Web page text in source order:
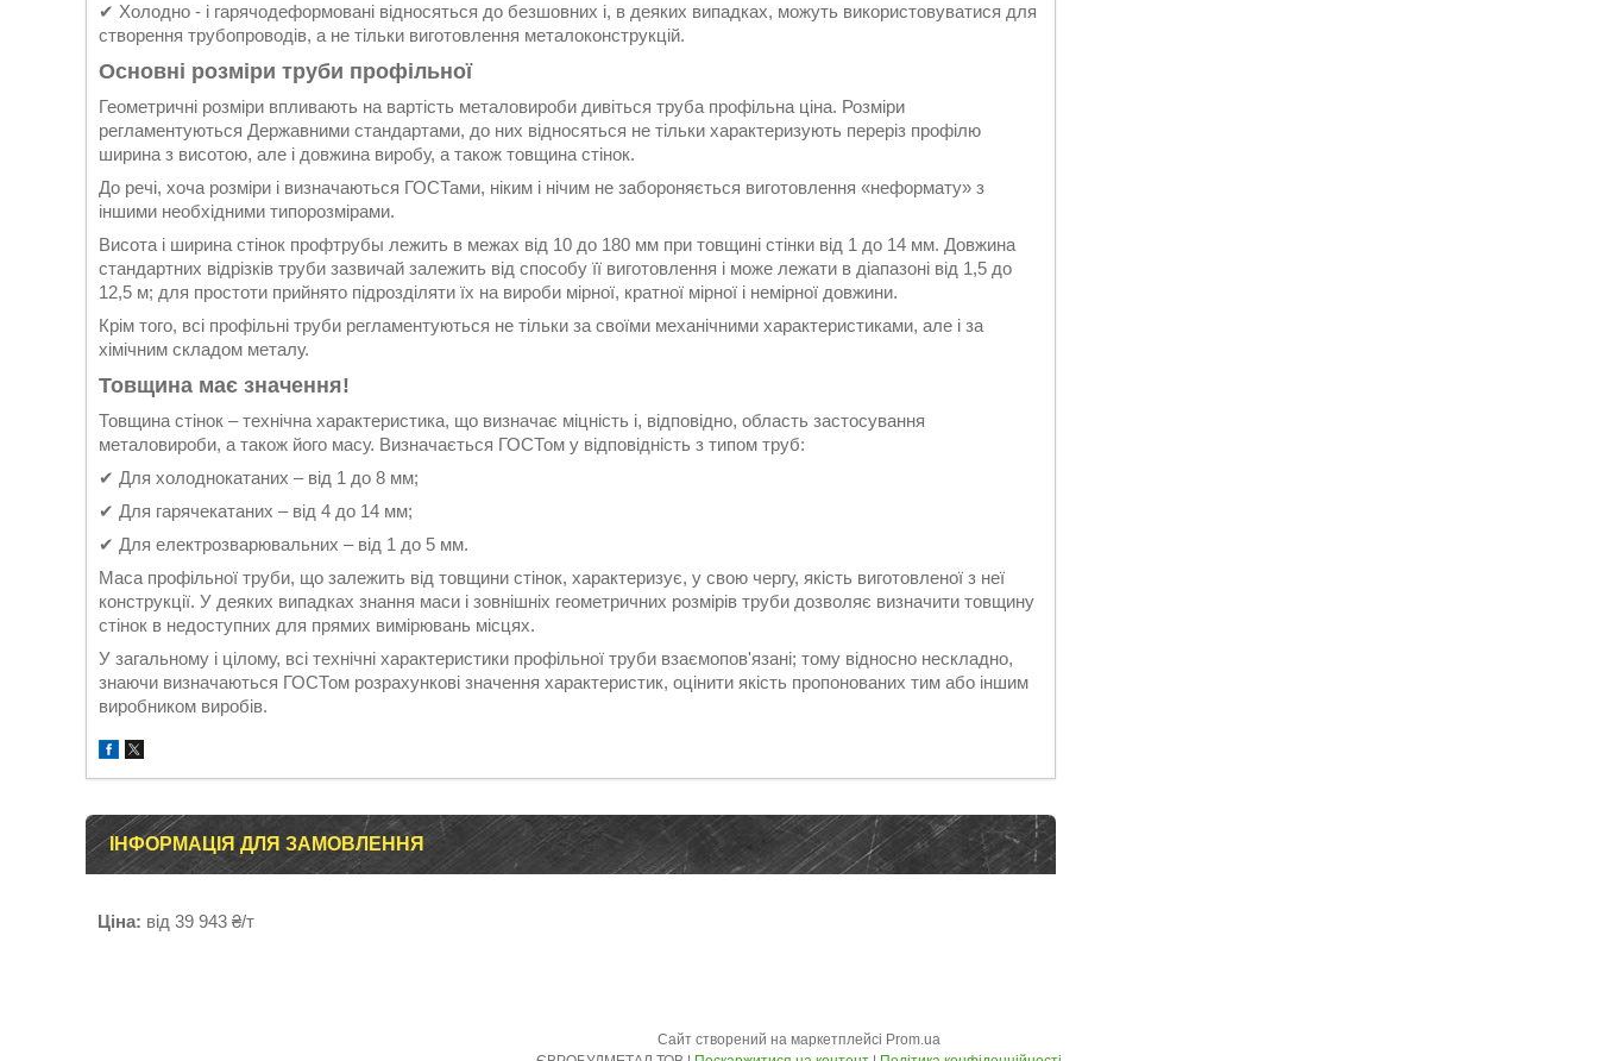
✔ Холодно - і гарячодеформовані відносяться до безшовних і, в деяких випадках, можуть використовуватися для
створення трубопроводів, а не тільки виготовлення металоконструкцій.
Основні розміри труби профільної
Геометричні розміри впливають на вартість металовироби дивіться труба профільна ціна. Розміри
регламентуються Державними стандартами, до них відносяться не тільки характеризують переріз профілю
ширина з висотою, але і довжина виробу, а також товщина стінок.
До речі, хоча розміри і визначаються ГОСТами, ніким і нічим не забороняється виготовлення «неформату» з
іншими необхідними типорозмірами.
Висота і ширина стінок профтрубы лежить в межах від 10 до 180 мм при товщині стінки від 1 до 14 мм. Довжина
стандартних відрізків труби зазвичай залежить від способу її виготовлення і може лежати в діапазоні від 1,5 до
12,5 м; для простоти прийнято підрозділяти їх на вироби мірної, кратної мірної і немірної довжини.
Крім того, всі профільні труби регламентуються не тільки за своїми механічними характеристиками, але і за
хімічним складом металу.
Товщина має значення!
Товщина стінок – технічна характеристика, що визначає міцність і, відповідно, область застосування
металовироби, а також його масу. Визначається ГОСТом у відповідність з типом труб:
✔ Для холоднокатаних – від 1 до 8 мм;
✔ Для гарячекатаних – від 4 до 14 мм;
✔ Для електрозварювальних – від 1 до 5 мм.
Маса профільної труби, що залежить від товщини стінок, характеризує, у свою чергу, якість виготовленої з неї
конструкції. У деяких випадках знання маси і зовнішніх геометричних розмірів труби дозволяє визначити товщину
стінок в недоступних для прямих вимірювань місцях.
У загальному і цілому, всі технічні характеристики профільної труби взаємопов'язані; тому відносно нескладно,
знаючи визначаються ГОСТом розрахункові значення характеристик, оцінити якість пропонованих тим або іншим
виробником виробів.
ІНФОРМАЦІЯ ДЛЯ ЗАМОВЛЕННЯ
Ціна: від 39 943 ₴/т
Сайт створений на маркетплейсі Prom.ua